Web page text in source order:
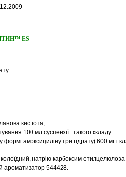
ES
кислота;
100 мл суспензії такого складу:
формі амоксициліну три гідрату) 600 мг і
колоїдний, натрію карбоксим
ароматизатор 544428.